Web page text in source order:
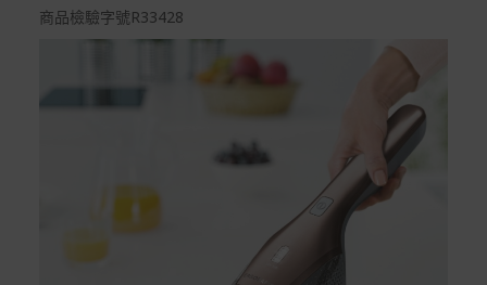
如有相關退換貨服務需求，您可以透過專線或服務信箱聯
配送服務
本站商品除有特別標示收取運費之商品，其餘全館皆可免
Acer旗下品牌商品除可宅配配送全台各地外，部分商品可
在消費者完成訂單付款後兩個工作天內會安排訂單出貨，
商品檢驗字號R33428